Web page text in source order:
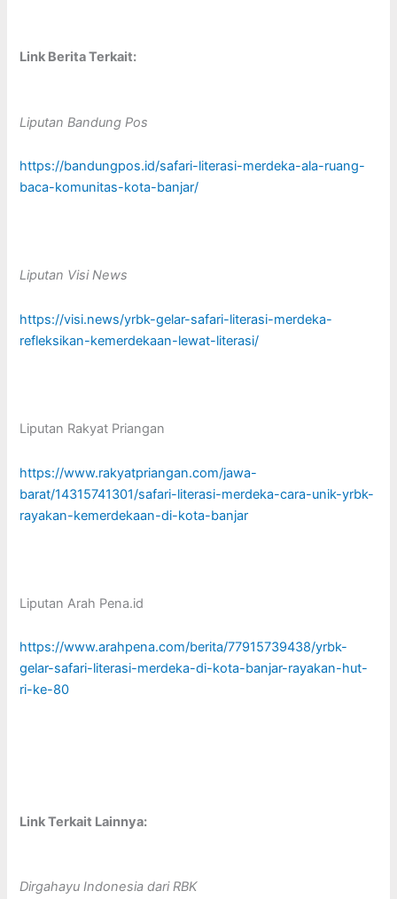
Link Berita Terkait:
Liputan Bandung Pos
https://bandungpos.id/safari-literasi-merdeka-ala-ruang-
baca-komunitas-kota-banjar/
Liputan Visi News
https://visi.news/yrbk-gelar-safari-literasi-merdeka-
refleksikan-kemerdekaan-lewat-literasi/
Liputan Rakyat Priangan
https://www.rakyatpriangan.com/jawa-
barat/14315741301/safari-literasi-merdeka-cara-unik-yrbk-
rayakan-kemerdekaan-di-kota-banjar
Liputan Arah Pena.id
https://www.arahpena.com/berita/77915739438/yrbk-
gelar-safari-literasi-merdeka-di-kota-banjar-rayakan-hut-
ri-ke-80
Link Terkait Lainnya:
Dirgahayu Indonesia dari RBK